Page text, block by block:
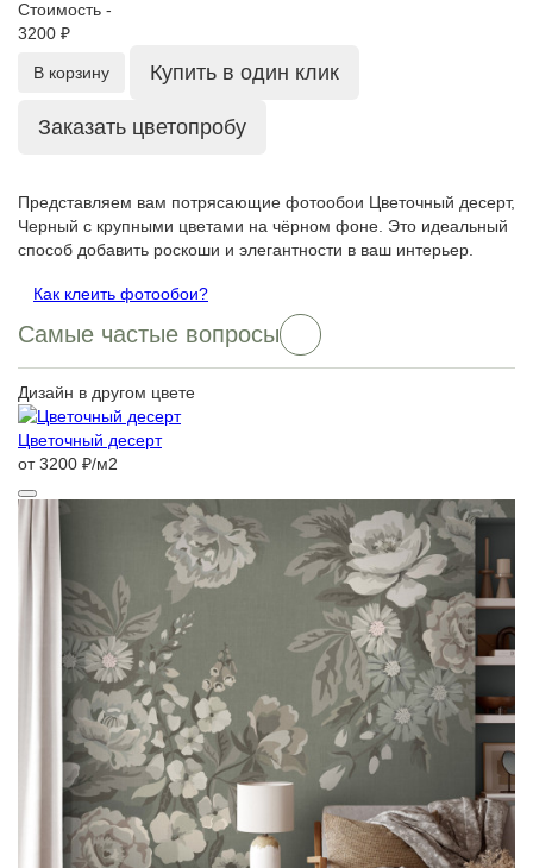
Стоимость -
3200 ₽
В корзину Купить в один клик
Заказать цветопробу
Представляем вам потрясающие фотообои Цветочный десерт,
Черный с крупными цветами на чёрном фоне. Это идеальный
способ добавить роскоши и элегантности в ваш интерьер.
Как клеить фотообои?
Самые частые вопросы
Дизайн в другом цвете
Цветочный десерт
от 3200 ₽/м2